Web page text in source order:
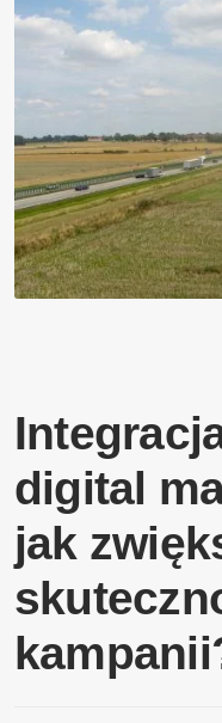
digital
jak